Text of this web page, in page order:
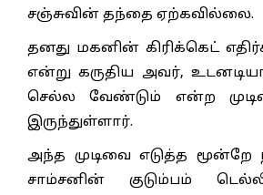
சஞ்சுவின் தந்தை ஏற்கவில்லை.
தனது மகனின் கிரிக்கெட்
என்று கருதிய அவர்,
செல்ல வேண்டும் என்ற
இருந்துள்ளார்.
அந்த முடிவை எடுத்த மூன்றே
சாம்சனின் குடும்பம்